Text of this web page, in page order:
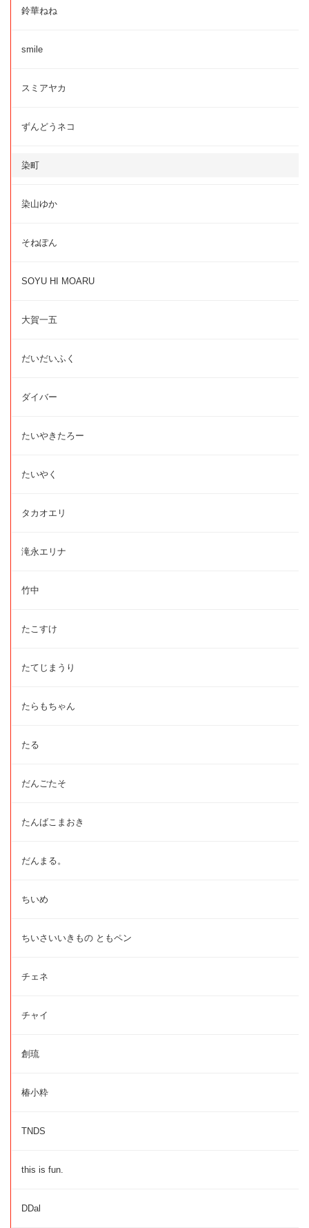
鈴華ねね
smile
スミアヤカ
ずんどうネコ
染町
染山ゆか
そねぽん
SOYU HI MOARU
大賀一五
だいだいふく
ダイバー
たいやきたろー
たいやく
タカオエリ
滝永エリナ
竹中
たこすけ
たてじまうり
たらもちゃん
たる
だんごたそ
たんばこまおき
だんまる。
ちいめ
ちいさいいきもの ともペン
チェネ
チャイ
創琉
椿小粋
TNDS
this is fun.
DDal